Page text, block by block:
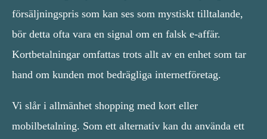
försäljningspris som kan ses som mystiskt tilltalande,
bör detta ofta vara en signal om en falsk e-affär.
Kortbetalningar omfattas trots allt av en enhet som tar
hand om kunden mot bedrägliga internetföretag.
Vi slår i allmänhet shopping med kort eller
mobilbetalning. Som ett alternativ kan du använda ett